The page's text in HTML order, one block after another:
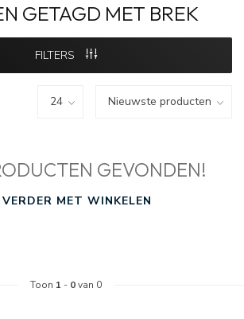
GETAGD MET BREK
FILTERS
GEVONDEN!
MET WINKELEN
Toon 1 - 0van 0